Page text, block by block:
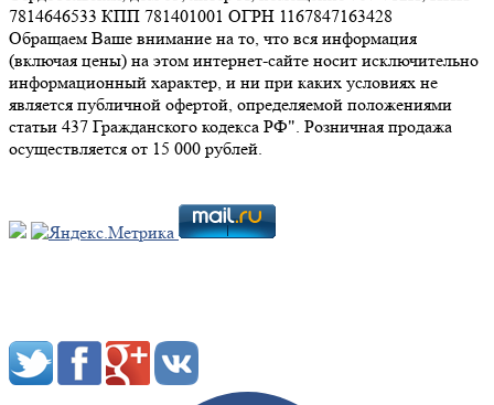
7814646533 КПП 781401001 ОГРН 1167847163428
Обращаем Ваше внимание на то, что вся информация
(включая цены) на этом интернет-сайте носит исключительно
информационный характер, и ни при каких условиях не
является публичной офертой, определяемой положениями
статьи 437 Гражданского кодекса РФ". Розничная продажа
осуществляется от 15 000 рублей.